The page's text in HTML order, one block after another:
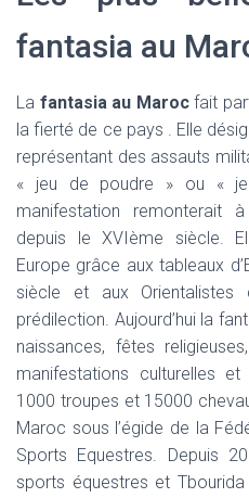
fantasia au
La fantasia au Marocfait
la fierté de ce pays . Elle
représentant des assauts
« jeu de poudre » ou «
manifestation remonterait
depuis le XVIème siècle.
Europe grâce aux tableaux
siècle et aux
prédilection. Aujourd’hui la
naissances, fêtes
manifestations culturelles
1000 troupes et 15000
Maroc sous l’égide de la
Sports Equestres. Depuis
sports équestres et